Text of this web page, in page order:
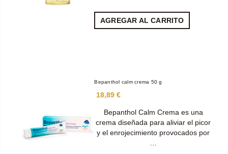
AGREGAR AL CARRITO
Bepanthol calm crema 50 g
18,89 €
Bepanthol Calm Crema es una
crema diseñada para aliviar el picor
y el enrojecimiento provocados por